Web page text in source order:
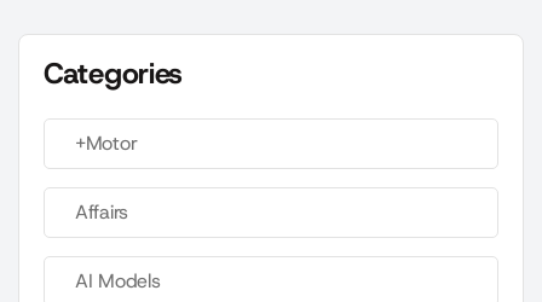
Categories
+Motor
Affairs
AI Models